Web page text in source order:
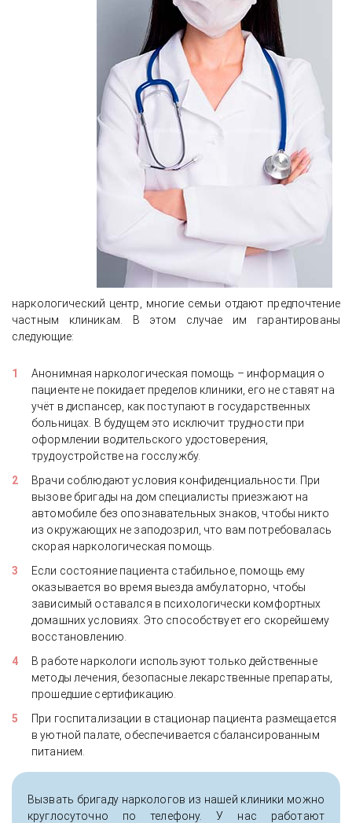
наркологический центр, многие семьи отдают предпочтение
частным клиникам. В этом случае им гарантированы
следующие:
Анонимная наркологическая помощь – информация о
пациенте не покидает пределов клиники, его не ставят на
учёт в диспансер, как поступают в государственных
больницах. В будущем это исключит трудности при
оформлении водительского удостоверения,
трудоустройстве на госслужбу.
Врачи соблюдают условия конфиденциальности. При
вызове бригады на дом специалисты приезжают на
автомобиле без опознавательных знаков, чтобы никто
из окружающих не заподозрил, что вам потребовалась
скорая наркологическая помощь.
Если состояние пациента стабильное, помощь ему
оказывается во время выезда амбулаторно, чтобы
зависимый оставался в психологически комфортных
домашних условиях. Это способствует его скорейшему
восстановлению.
В работе наркологи используют только действенные
методы лечения, безопасные лекарственные препараты,
прошедшие сертификацию.
При госпитализации в стационар пациента размещается
в уютной палате, обеспечивается сбалансированным
питанием.
Вызвать бригаду наркологов из нашей клиники можно
круглосуточно по телефону. У нас работают